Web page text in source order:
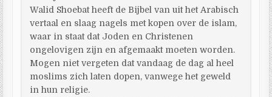
Walid Shoebat heeft de Bijbel van uit het Arabisch
vertaal en slaag nagels met kopen over de islam,
waar in staat dat Joden en Christenen
ongelovigen zijn en afgemaakt moeten worden.
Mogen niet vergeten dat vandaag de dag al heel
moslims zich laten dopen, vanwege het geweld
in hun religie.